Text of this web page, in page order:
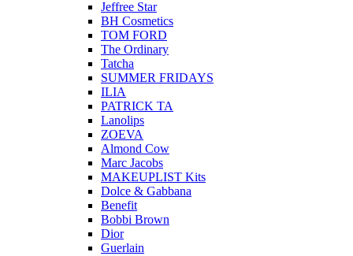
Jeffree Star
BH Cosmetics
TOM FORD
The Ordinary
Tatcha
SUMMER FRIDAYS
ILIA
PATRICK TA
Lanolips
ZOEVA
Almond Cow
Marc Jacobs
MAKEUPLIST Kits
Dolce & Gabbana
Benefit
Bobbi Brown
Dior
Guerlain